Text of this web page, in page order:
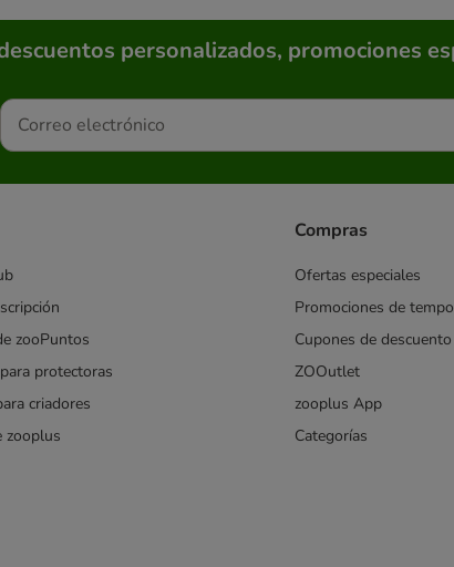
personalizados, promociones
zooPuntos
protectoras
criadores
zooplus
Compras
Ofertas especiales
Promociones de
Cupones de descuento
ZOOutlet
zooplus App
Categorías